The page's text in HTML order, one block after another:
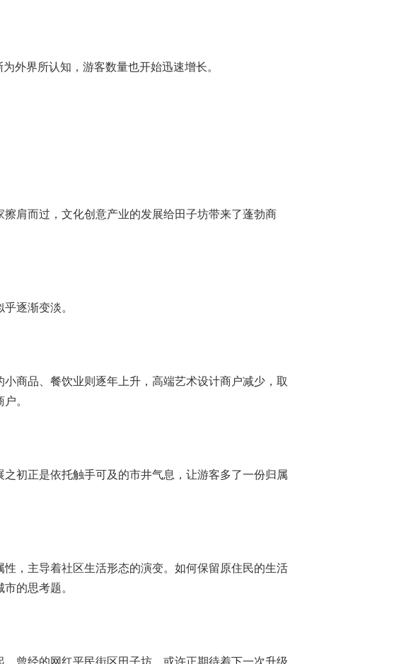
界所认知，游客数量也开始迅速增长。
而过，文化创意产业的发展给田子坊带来了蓬勃商
逐渐变淡。
品、餐饮业则逐年上升，高端艺术设计商户减少，取
。
正是依托触手可及的市井气息，让游客多了一份归属
主导着社区生活形态的演变。如何保留原住民的生活
的思考题。
经的网红平民街区田子坊，或许正期待着下一次升级